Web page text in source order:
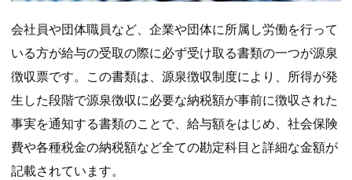
会社員や団体職員など、企業や団体に所属し労働を行って
いる方が給与の受取の際に必ず受け取る書類の一つが源泉
徴収票です。この書類は、源泉徴収制度により、所得が発
生した段階で源泉徴収に必要な納税額が事前に徴収された
事実を通知する書類のことで、給与額をはじめ、社会保険
費や各種税金の納税額など全ての勘定科目と詳細な金額が
記載されています。